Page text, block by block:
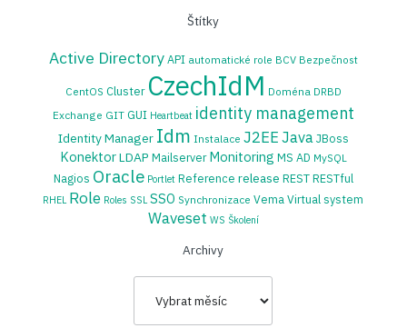
Štítky
Active DirectoryAPI automatické role BCV Bezpečnost
CentOS Cluster CzechIdM Doména DRBD
Exchange GIT GUI Heartbeat identity management
Identity Manager Idm Instalace J2EEJavaJBoss
KonektorLDAP Mailserver Monitoring MS AD MySQL
Nagios Oracle Portlet Reference release RESTRESTful
RHEL Role Roles SSL SSO Synchronizace Vema Virtual system
Waveset WS Školení
Archivy
Archivy